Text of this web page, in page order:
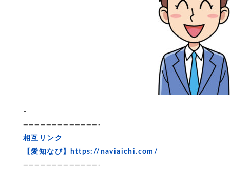
–
—————————————-
相互リンク
【愛知なび】
https://naviaichi.com/
—————————————-